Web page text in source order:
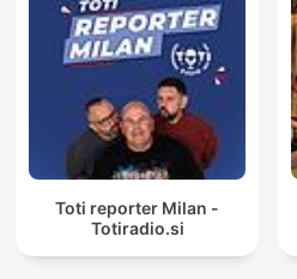
Toti reporter Milan -
Totiradio.si